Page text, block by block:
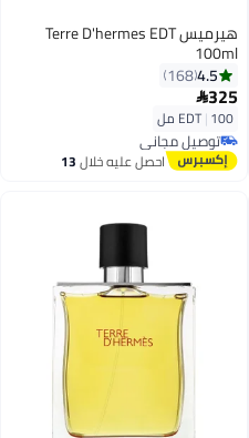
هيرميس Terre D'hermes EDT
100ml
4.5
168
325
EDT|100 مل
توصيل مجاني
توصيل مجانياحصل عليه خلال13